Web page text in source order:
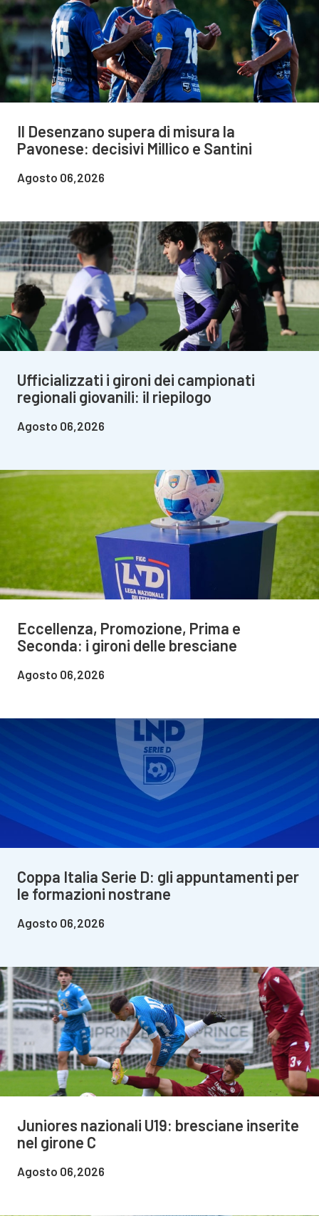
Il Desenzano supera di misura la
Pavonese: decisivi Millico e Santini
Agosto 06,2026
Ufficializzati i gironi dei campionati
regionali giovanili: il riepilogo
Agosto 06,2026
Eccellenza, Promozione, Prima e
Seconda: i gironi delle bresciane
Agosto 06,2026
Coppa Italia Serie D: gli appuntamenti per
le formazioni nostrane
Agosto 06,2026
Juniores nazionali U19: bresciane inserite
nel girone C
Agosto 06,2026